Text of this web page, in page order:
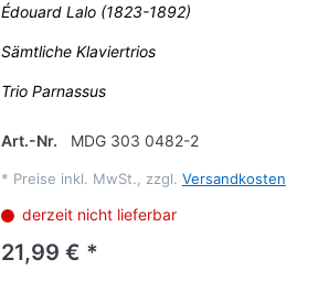
Édouard Lalo (1823-1892)
Sämtliche Klaviertrios
Trio Parnassus
Art.-Nr. MDG 303 0482-2
* Preise inkl. MwSt., zzgl. Versandkosten
derzeit nicht lieferbar
21,99 € *